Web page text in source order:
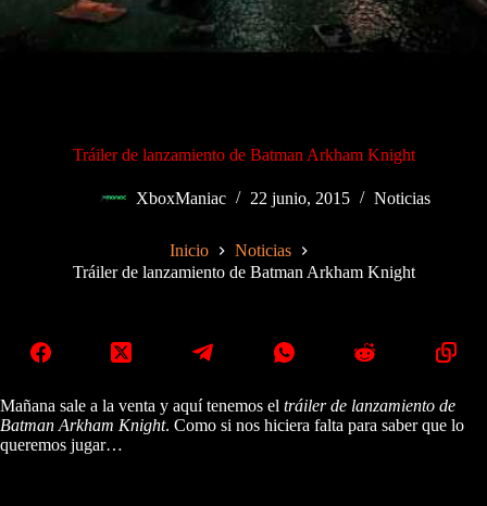
Tráiler de lanzamiento de Batman Arkham Knight
XboxManiac 22 junio, 2015 Noticias
Inicio
Noticias
Tráiler de lanzamiento de Batman Arkham Knight
Mañana sale a la venta y aquí tenemos el tráiler de lanzamiento de
Batman Arkham Knight. Como si nos hiciera falta para saber que lo
queremos jugar…